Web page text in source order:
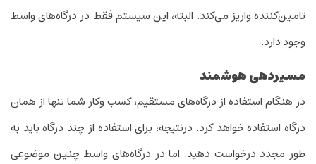
تامین‌کننده واریز می‌کند. البته، این سیستم فقط در درگاه‌های واسط
وجود دارد.
مسیردهی هوشمند
در هنگام استفاده از درگاه‌های مستقیم، کسب وکار شما تنها از همان
درگاه استفاده خواهد کرد. درنتیجه، برای استفاده از چند درگاه باید به
طور مجدد درخواست دهید. اما در درگاه‌های واسط چنین موضوعی